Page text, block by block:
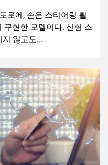
로에, 손은 스티어링 휠
구현한 모델이다. 신형 스
않고도...